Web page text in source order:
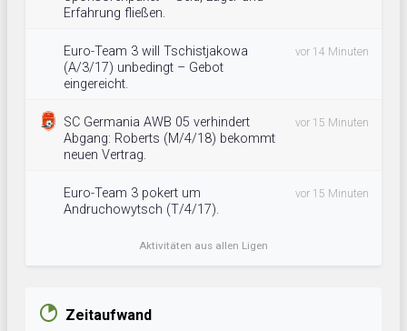
Erfahrung fließen.
Euro-Team 3 will Tschistjakowa
(A/3/17) unbedingt – Gebot
eingereicht.
vor 14 Minuten
SC Germania AWB 05 verhindert
Abgang: Roberts (M/4/18) bekommt
neuen Vertrag.
vor 15 Minuten
Euro-Team 3 pokert um
Andruchowytsch (T/4/17).
vor 15 Minuten
Aktivitäten aus allen Ligen
Zeitaufwand